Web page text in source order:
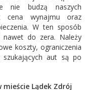
nie budzą naszych
cena wynajmu oraz
W ten sposób
nawet do zera. Należy
koszty, ograniczenia
aut są po
Lądek Zdrój